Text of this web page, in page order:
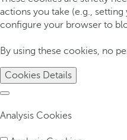
actions you take (e.g.,
configure your browser to
By using these cookies, no
Cookies Details
Analysis Cookies